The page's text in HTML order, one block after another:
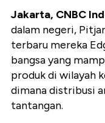
Jakarta, CNBC
dalam negeri,
terbaru mereka
bangsa yang
produk di wilayah
dimana distribusi
tantangan.